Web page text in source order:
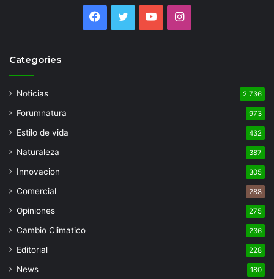
Facebook
TwitterYouTubeInstagram
Categories
Noticias 2.736
Forumnatura 973
Estilo de vida 432
Naturaleza 387
Innovacion 305
Comercial 288
Opiniones 275
Cambio Climatico 236
Editorial 228
News 180